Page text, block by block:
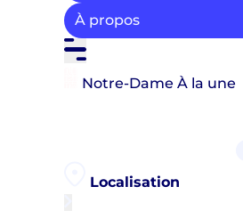
À propos
Notre-Dame À la une
Localisation